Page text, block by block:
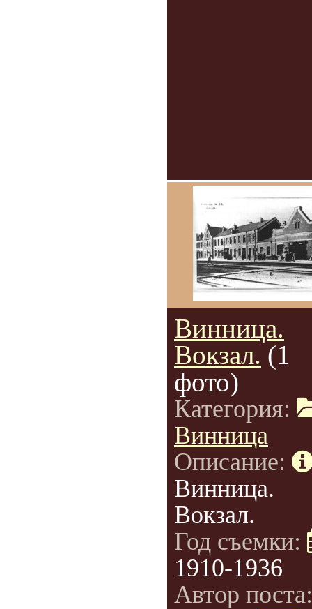
Винница.
Вокзал. (1
фото)
Категория:
Винница
Описание:
Винница.
Вокзал.
Год съемки:
1910-1936
Автор